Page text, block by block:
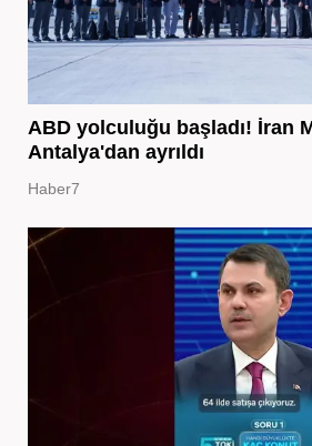
ABD yolculuğu başladı! İran
Antalya'dan ayrıldı
Haber7